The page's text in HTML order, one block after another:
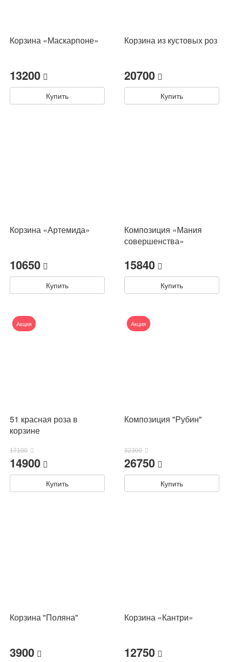
Корзина «Маскарпоне»
13200
Купить
Корзина из кустовых роз
20700
Купить
Корзина «Артемида»
10650
Купить
Композиция «Мания
совершенства»
15840
Купить
51 красная роза в
корзине
17100
14900
Купить
Акция
Композиция "Рубин"
32300
26750
Купить
Акция
Корзина "Поляна"
3900
Корзина «Кантри»
12750